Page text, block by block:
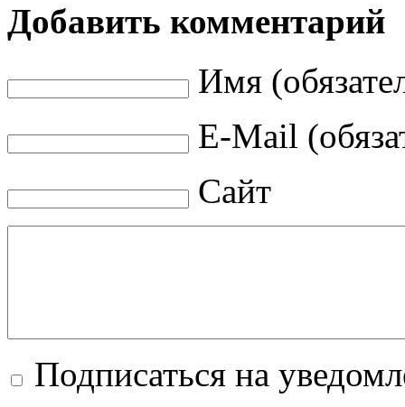
Добавить комментарий
Имя
E-Mail
Сайт
Подписаться на